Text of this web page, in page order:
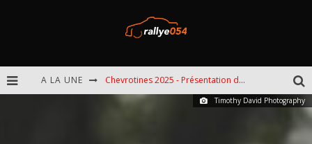
A LA UNE
EBR 2025 - Présentation de l'épreuve
Timothy David Photography